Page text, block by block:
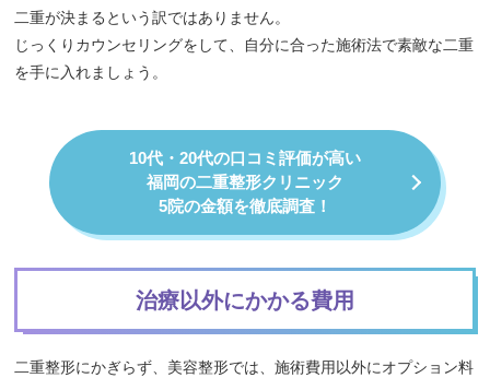
二重が決まるという訳ではありません。
じっくりカウンセリングをして、自分に合った施術法で素敵な二重
を手に入れましょう。
10代・20代の口コミ評価が高い
福岡の二重整形クリニック
5院の金額を徹底調査！
治療以外にかかる費用
二重整形にかぎらず、美容整形では、施術費用以外にオプション料